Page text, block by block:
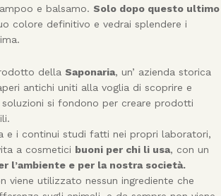
e balsamo. Solo dopo questo ultimo
colore definitivo e vedrai splendere i
della Saponaria, un’ azienda storica
antichi uniti alla voglia di scoprire e
soluzioni si fondono per creare prodotti
e i continui studi fatti nei propri laboratori,
a cosmetici buoni per chi li usa, con un
l’ambiente e per la nostra società.
viene utilizzato nessun ingrediente che